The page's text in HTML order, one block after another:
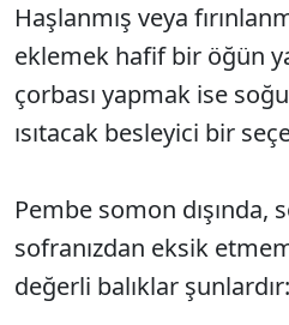
Haşlanmış veya
eklemek hafif bir öğün
çorbası yapmak ise
ısıtacak besleyici bir
Pembe somon dışında,
sofranızdan eksik
değerli balıklar şunlardır: